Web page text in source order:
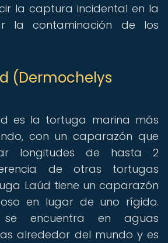
la captura incidental en la
la contaminación de los
(Dermochelys
es la tortuga marina más
con un caparazón que
longitudes de hasta 2
de otras tortugas
Laúd tiene un caparazón
en lugar de uno rígido.
se encuentra en aguas
alrededor del mundo y es